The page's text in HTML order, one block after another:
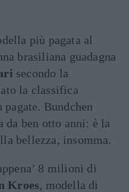
più pagata al
brasiliana guadagna
secondo la
la classifica
Bundchen
da ben otto anni: è la
bellezza, insomma.
8 milioni di
Kroes, modella di